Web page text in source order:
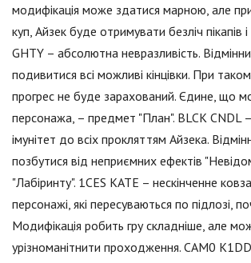
модифікація може здатися марною, але
куп, Айзек буде отримувати безліч пікапів
GHTY – абсолютна невразливість.
подивитися всі можливі кінцівки. При
прогрес не буде зарахований. Єдине, що
персонажа, – предмет "План". BLCK CNDL
імунітет до всіх прокляттям Айзека.
позбутися від неприємних ефектів
"Лабіринту". 1CES KATE – нескінченне
персонажі, які пересуваються по підлозі,
Модифікація робить гру складніше, але
урізноманітнити проходження. CAM0